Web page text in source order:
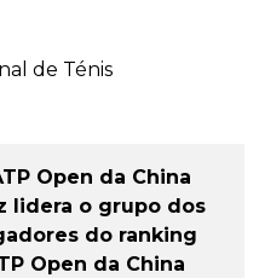
de Ténis
Open da China
lidera o grupo dos
do ranking
Open da China